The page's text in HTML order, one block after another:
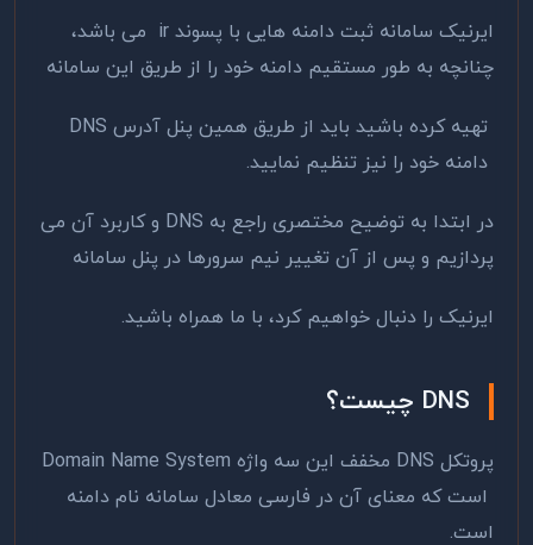
ایرنیک سامانه ثبت دامنه هایی با پسوند ir می باشد،
چنانچه به طور مستقیم دامنه خود را از طریق این سامانه
تهیه کرده باشید باید از طریق همین پنل آدرس DNS
دامنه خود را نیز تنظیم نمایید.
در ابتدا به توضیح مختصری راجع به DNS و کاربرد آن می
پردازیم و پس از آن تغییر نیم سرورها در پنل سامانه
ایرنیک را دنبال خواهیم کرد، با ما همراه باشید.
DNS چیست؟
پروتکل DNS مخفف این سه واژه Domain Name System
است که معنای آن در فارسی معادل سامانه نام دامنه
است.